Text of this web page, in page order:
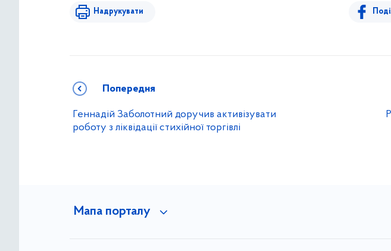
Надрукувати
Попередня
Геннадій Заболотний доручив активізувати
роботу з ліквідації стихійної торгівлі
Мапа порталу